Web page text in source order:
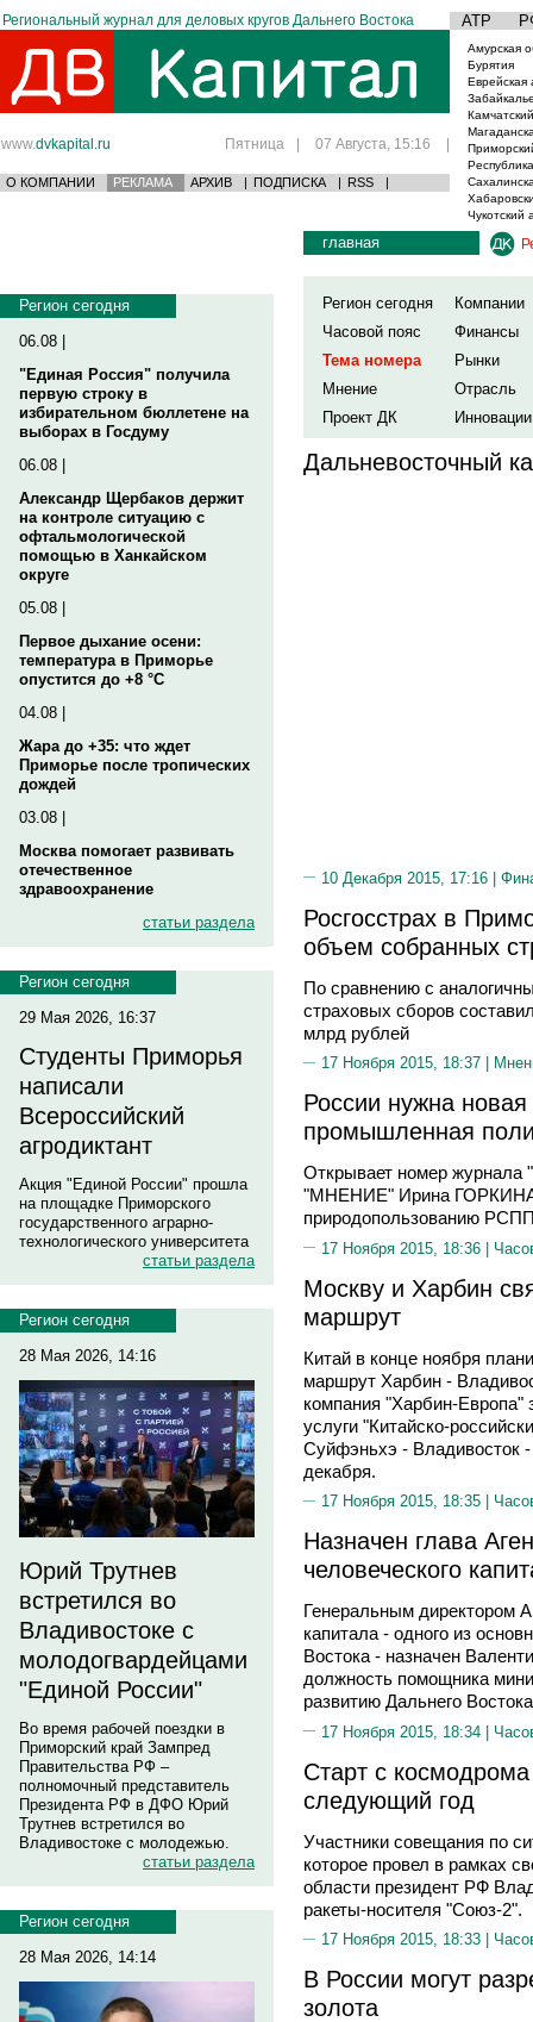
Региональный журнал для деловых кругов Дальнего Востока АТР
www.dvkapital.ru Пятница | 07 Августа, 15:16 |
О КОМПАНИИ РЕКЛАМА АРХИВ | ПОДПИСКА | RSS |
Амурская
Бурятия
Еврейская
Чукотский
Регион сегодня
06.08 |
"Единая Россия" получила
первую строку в
избирательном бюллетене на
выборах в Госдуму
06.08 |
Александр Щербаков держит
на контроле ситуацию с
офтальмологической
помощью в Ханкайском
округе
05.08 |
Первое дыхание осени:
температура в Приморье
опустится до +8 °C
04.08 |
Жара до +35: что ждет
Приморье после тропических
дождей
03.08 |
Москва помогает развивать
отечественное
здравоохранение
статьи раздела
Регион сегодня
29 Мая 2026, 16:37
Студенты Приморья
написали
Всероссийский
агродиктант
Акция "Единой России" прошла
на площадке Приморского
государственного аграрно-
технологического университета
статьи раздела
Регион сегодня
28 Мая 2026, 14:16
Юрий Трутнев
встретился во
Владивостоке с
молодогвардейцами
"Единой России"
Во время рабочей поездки в
Приморский край Зампред
Правительства РФ –
полномочный представитель
Президента РФ в ДФО Юрий
Трутнев встретился во
Владивостоке с молодежью.
статьи раздела
Регион сегодня
28 Мая 2026, 14:14
главная
Регион сегодня
Компании
Часовой пояс
Финансы
Тема номера
Рынки
Мнение
Отрасль
Проект ДК
Инновации
Дальневосточный
10 Декабря 2015, 17:16 |
Росгосстрах в
объем собранных
По сравнению с
страховых сборов
млрд рублей
17 Ноября 2015, 18:37 |
России нужна новая
промышленная
Открывает номер журнала
"МНЕНИЕ" Ирина ГОРКИНА,
природопользованию
17 Ноября 2015, 18:36 |
Москву и Харбин
маршрут
Китай в конце ноября
маршрут Харбин -
компания "Харбин-Европа"
услуги "Китайско-
Суйфэньхэ - Владивосток
декабря.
17 Ноября 2015, 18:35 |
Назначен глава
человеческого
Генеральным директором
капитала - одного из
Востока - назначен
должность помощника
развитию Дальнего
17 Ноября 2015, 18:34 |
Старт с
следующий год
Участники совещания по
которое провел в рамках
области президент РФ
ракеты-носителя "Союз-2".
17 Ноября 2015, 18:33 |
В России могут
золота